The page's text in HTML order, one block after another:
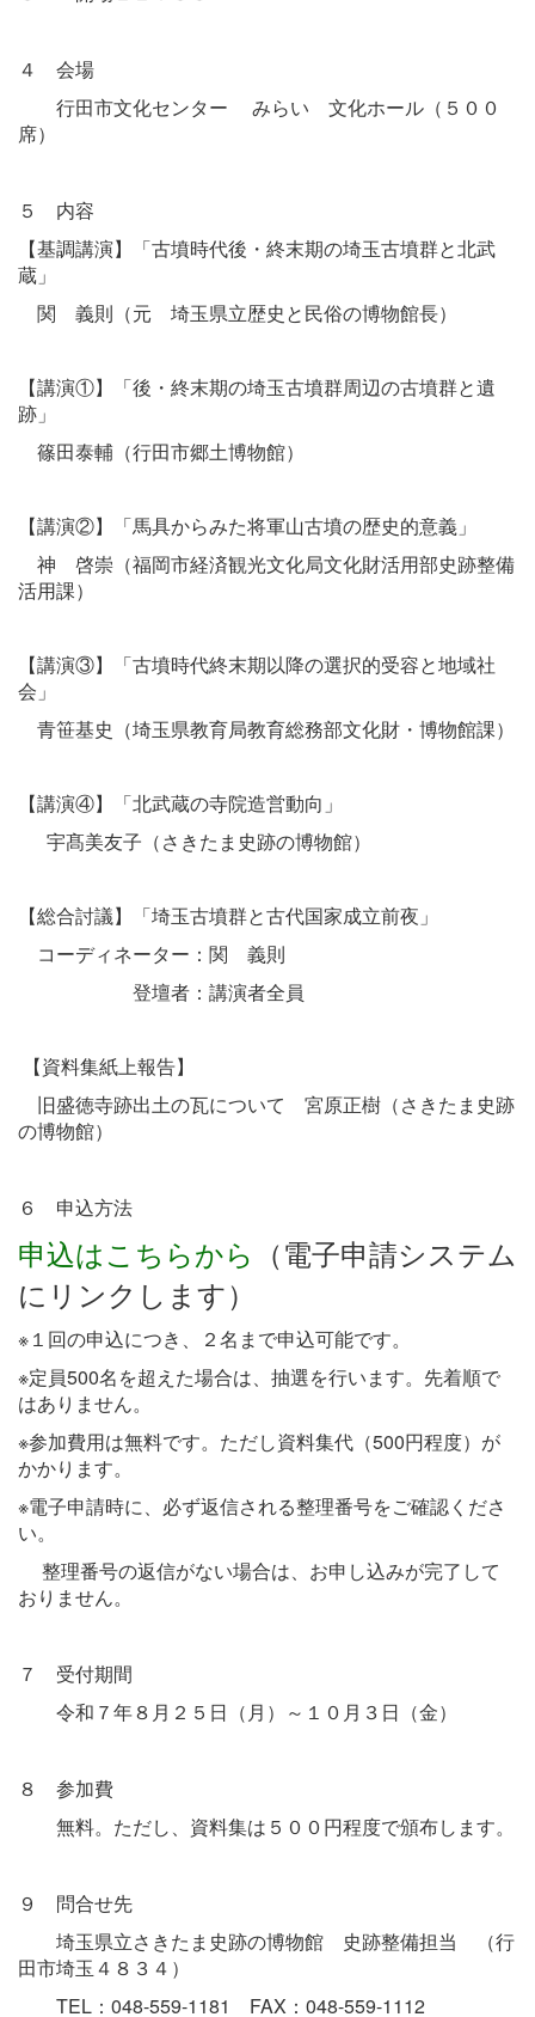
４ 会場
行田市文化センター みらい 文化ホール（５００
席）
５ 内容
【基調講演】「古墳時代後・終末期の埼玉古墳群と北武
蔵」
関 義則（元 埼玉県立歴史と民俗の博物館長）
【講演①】「後・終末期の埼玉古墳群周辺の古墳群と遺
跡」
篠田泰輔（行田市郷土博物館）
【講演②】「馬具からみた将軍山古墳の歴史的意義」
神 啓崇（福岡市経済観光文化局文化財活用部史跡整備
活用課）
【講演③】「古墳時代終末期以降の選択的受容と地域社
会」
青笹基史（埼玉県教育局教育総務部文化財・博物館課）
【講演④】「北武蔵の寺院造営動向」
宇髙美友子（さきたま史跡の博物館）
【総合討議】「埼玉古墳群と古代国家成立前夜」
コーディネーター：関 義則
登壇者：講演者全員
【資料集紙上報告】
旧盛徳寺跡出土の瓦について 宮原正樹（さきたま史跡
の博物館）
６ 申込方法
申込はこちらから （電子申請システム
にリンクします）
※１回の申込につき、２名まで申込可能です。
※定員500名を超えた場合は、抽選を行います。先着順で
はありません。
※参加費用は無料です。ただし資料集代（500円程度）が
かかります。
※電子申請時に、必ず返信される整理番号をご確認くださ
い。
整理番号の返信がない場合は、お申し込みが完了して
おりません。
７ 受付期間
令和７年８月２５日（月）～１０月３日（金）
８ 参加費
無料。ただし、資料集は５００円程度で頒布します。
９ 問合せ先
埼玉県立さきたま史跡の博物館 史跡整備担当 （行
田市埼玉４８３４）
TEL：048-559-1181 FAX：048-559-1112